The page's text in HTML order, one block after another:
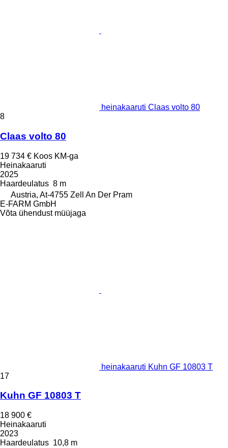
heinakaaruti Claas volto 80
8
Claas volto 80
19 734 € Koos KM-ga
Heinakaaruti
2025
Haardeulatus 8 m
Austria, At-4755 Zell An Der Pram
E-FARM GmbH
Võta ühendust müüjaga
heinakaaruti Kuhn GF 10803 T
17
Kuhn GF 10803 T
18 900 €
Heinakaaruti
2023
Haardeulatus 10,8 m